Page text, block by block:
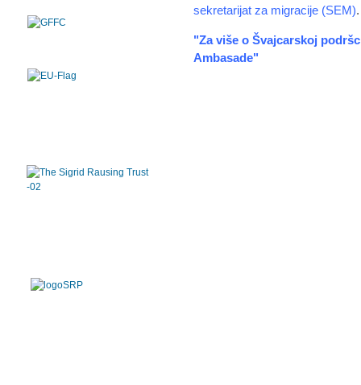
sekretarijat za migracije (SEM).
"Za više o Švajcarskoj
Ambasade"